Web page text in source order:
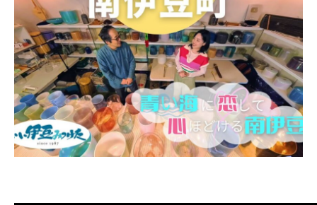
コンサート
販売サイト